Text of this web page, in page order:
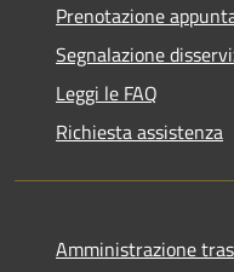
Prenotazione
Segnalazione
Leggi le FAQ
Richiesta assistenza
Amministrazione